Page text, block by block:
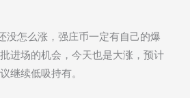
没怎么涨，强庄币一定有自己的爆
进场的机会，今天也是大涨，预计
继续低吸持有。